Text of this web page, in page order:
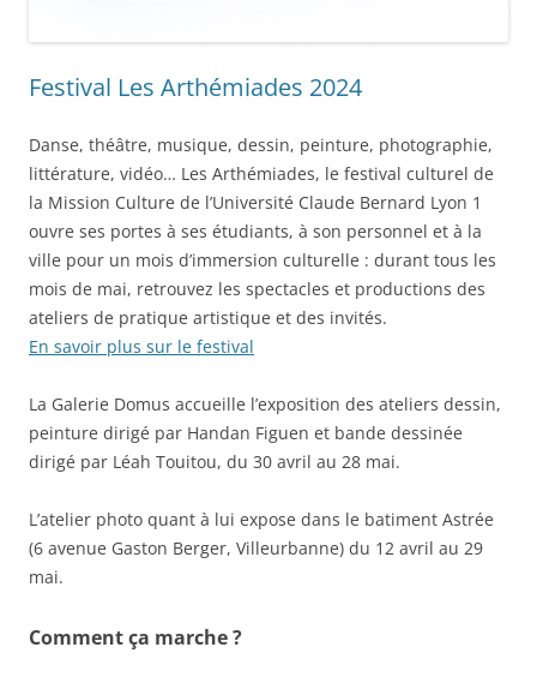
Festival Les Arthémiades 2024
Danse, théâtre, musique, dessin, peinture, photographie,
littérature, vidéo… Les Arthémiades, le festival culturel de
la Mission Culture de l’Université Claude Bernard Lyon 1
ouvre ses portes à ses étudiants, à son personnel et à la
ville pour un mois d’immersion culturelle : durant tous les
mois de mai, retrouvez les spectacles et productions des
ateliers de pratique artistique et des invités.
En savoir plus sur le festival
La Galerie Domus accueille l’exposition des ateliers dessin,
peinture dirigé par Handan Figuen et bande dessinée
dirigé par Léah Touitou, du 30 avril au 28 mai.
L’atelier photo quant à lui expose dans le batiment Astrée
(6 avenue Gaston Berger, Villeurbanne) du 12 avril au 29
mai.
Comment ça marche ?